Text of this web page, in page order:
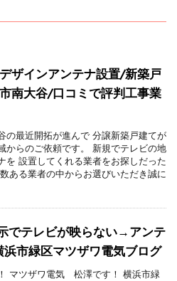
デザインアンテナ設置/新築戸
南大谷/口コミで評判工事業
の最近開拓が進んで 分譲新築戸建てが
からのご依頼です。 新規でテレビの地
を 設置してくれる業者をお探しだった
ある業者の中からお選びいただき誠に
でテレビが映らない→アンテ
市緑区マツザワ電気ブログ
マツザワ電気 松澤です！ 横浜市緑